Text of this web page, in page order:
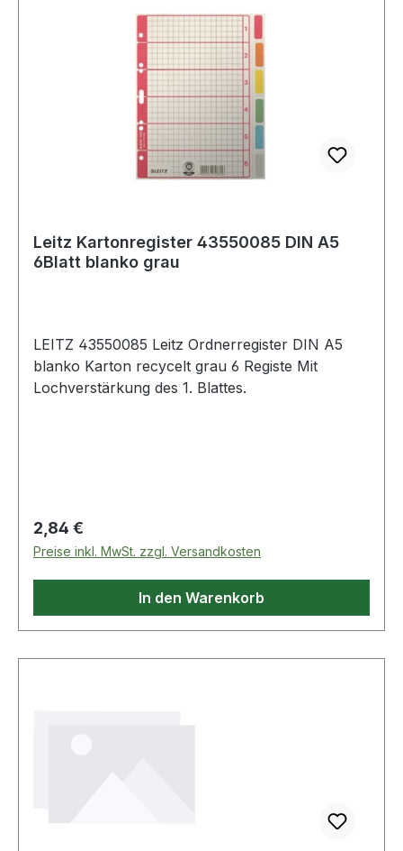
Leitz Kartonregister 43550085 DIN A5
6Blatt blanko grau
LEITZ 43550085 Leitz Ordnerregister DIN A5
blanko Karton recycelt grau 6 Registe Mit
Lochverstärkung des 1. Blattes.
Regulärer Preis:
2,84 €
Preise inkl. MwSt. zzgl. Versandkosten
In den Warenkorb